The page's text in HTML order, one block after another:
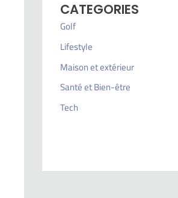
CATEGORIES
Golf
Lifestyle
Maison et extérieur
Santé et Bien-être
Tech